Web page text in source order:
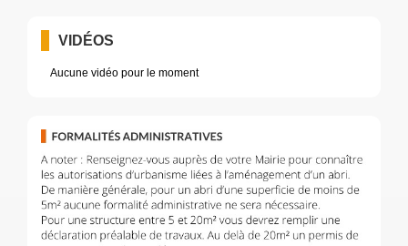
VIDÉOS
Aucune vidéo pour le moment